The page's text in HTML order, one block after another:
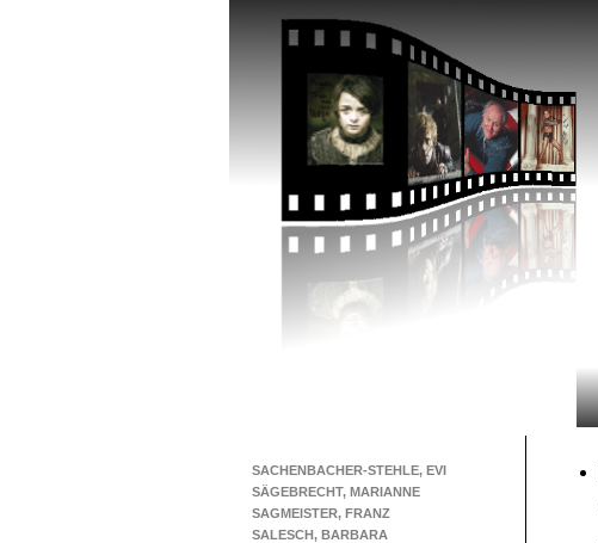
SACHENBACHER-STEHLE, EVI
SÄGEBRECHT, MARIANNE
SAGMEISTER, FRANZ
SALESCH, BARBARA